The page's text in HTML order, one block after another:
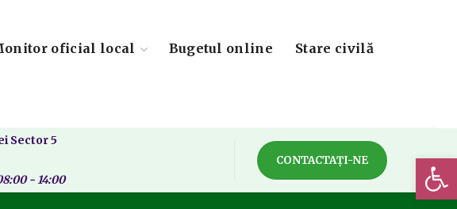
oficial local Bugetul online Stare civilă
Sector 5
- 14:00
CONTACTAȚI-NE